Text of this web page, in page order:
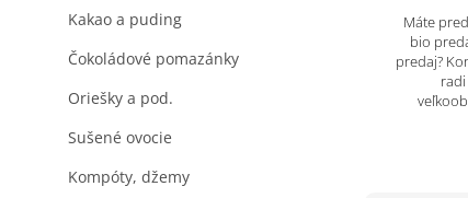
Kakao a puding
Čokoládové pomazánky
Oriešky a pod.
Sušené ovocie
Kompóty, džemy
Máte
bio
predaj?